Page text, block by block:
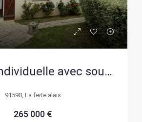
Maison individuelle avec sous-sol total à Boutigny-sur-Essonne, 4 chambres, terrain clos
91590, La ferte alais
265 000 €